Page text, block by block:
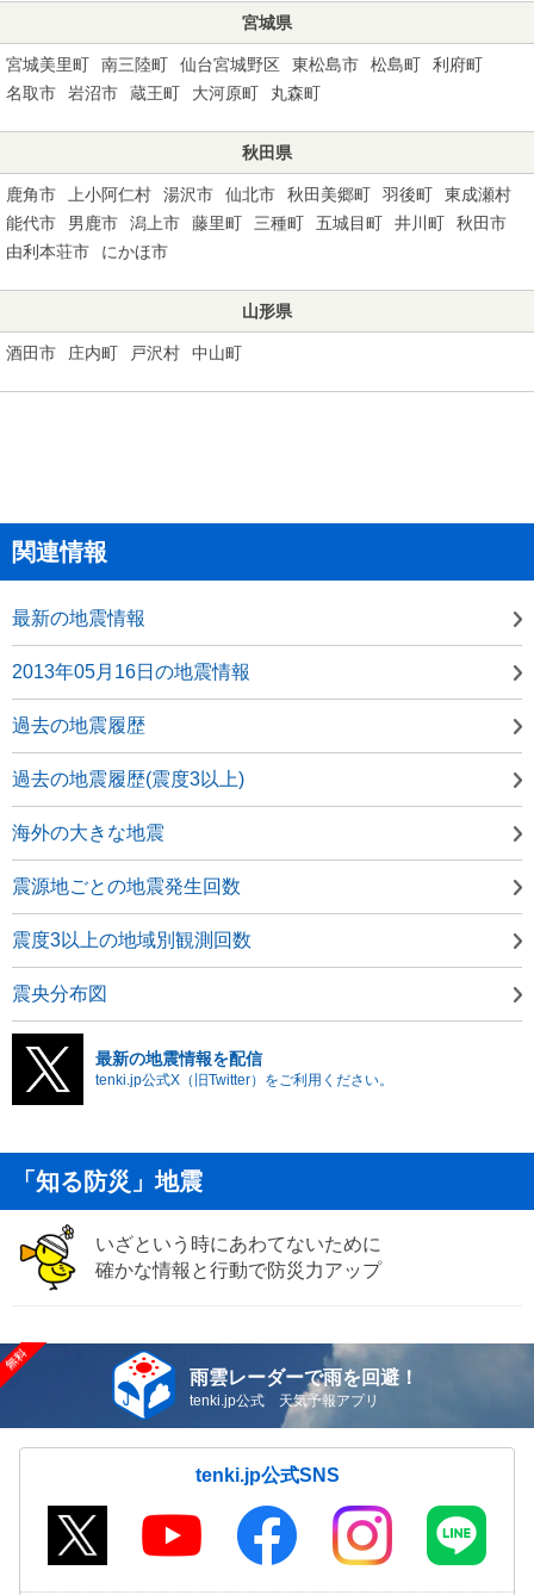
宮城県
宮城美里町 南三陸町 仙台宮城野区 東松島市 松島町
利府町
名取市
岩沼市 蔵王町 大河原町 丸森町
秋田県
鹿角市 上小阿仁村 湯沢市 仙北市 秋田美郷町 羽後町
東成瀬村
能代市
男鹿市 潟上市 藤里町 三種町 五城目町 井川町
秋田市
由利本荘市
にかほ市
山形県
酒田市 庄内町 戸沢村 中山町
関連情報
最新の地震情報
2013年05月16日の地震情報
過去の地震履歴
過去の地震履歴(震度3以上)
海外の大きな地震
震源地ごとの地震発生回数
震度3以上の地域別観測回数
震央分布図
最新の地震情報を配信
tenki.jp公式X（旧Twitter）をご利用ください。
「知る防災」地震
いざという時にあわてないために
確かな情報と行動で防災力アップ
雨雲レーダーで雨を回避！
tenki.jp公式 天気予報アプリ
tenki.jp公式SNS